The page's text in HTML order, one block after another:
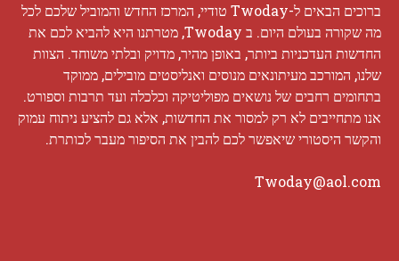
ברוכים הבאים ל-Twoday טודיי, המרכז החדש והמוביל שלכם לכל
מה שקורה בעולם היום. ב Twoday, מטרתנו היא להביא לכם את
החדשות העדכניות ביותר, באופן מהיר, מדויק ובלתי משוחד. הצוות
שלנו, המורכב מעיתונאים מנוסים ואנליסטים מובילים, ממוקד
בתחומים רחבים של נושאים מפוליטיקה וכלכלה ועד תרבות וספורט.
אנו מתחייבים לא רק למסור את החדשות, אלא גם להציע ניתוח עמוק
והקשר היסטורי שיאפשר לכם להבין את הסיפור מעבר לכותרת.
Twoday@aol.com